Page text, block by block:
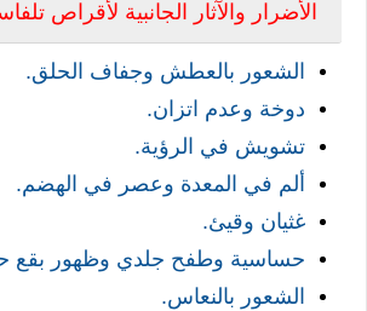
الأضرار والآثار الجانبية لأقراص
الشعور بالعطش وجفاف الحلق.
دوخة وعدم اتزان.
تشويش في الرؤية.
ألم في المعدة وعصر في الهضم.
غثيان وقيئ.
حساسية وطفح جلدي وظهور بقع
لشعور بالنعاس.